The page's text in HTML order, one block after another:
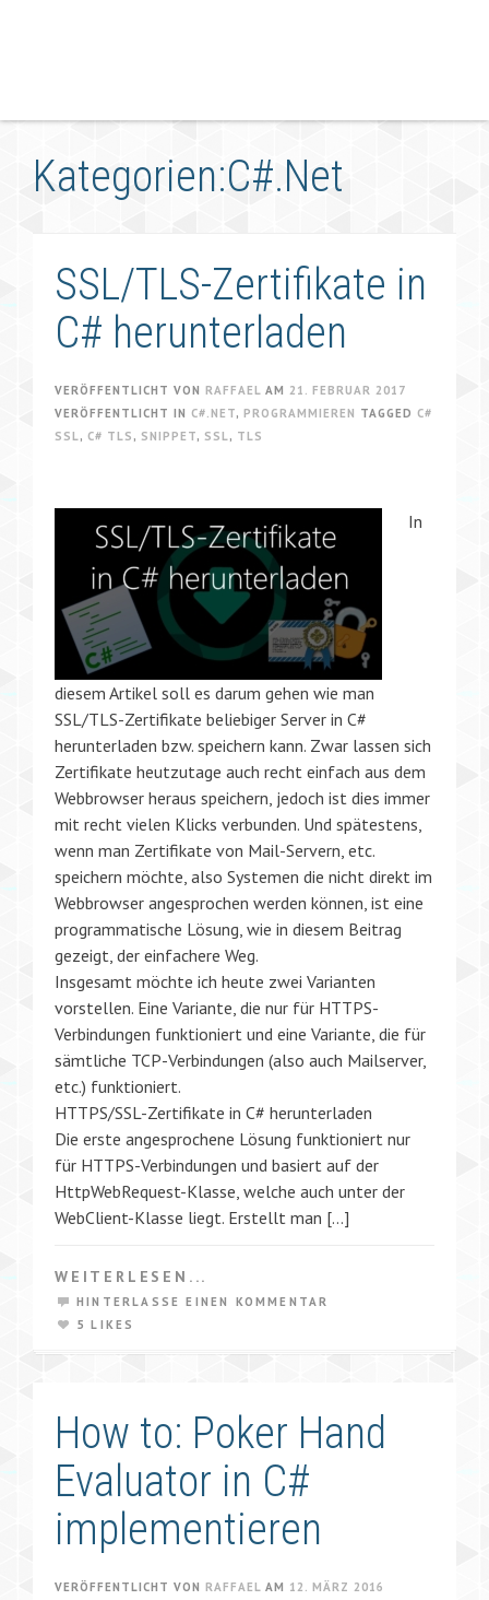
Kategorien:C#.Net
SSL/TLS-Zertifikate in
C# herunterladen
VERÖFFENTLICHT VON RAFFAEL AM 21. FEBRUAR 2017
VERÖFFENTLICHT IN C#.NET, PROGRAMMIEREN TAGGED C#
SSL, C# TLS , SNIPPET, SSL, TLS
In
diesem Artikel soll es darum gehen wie man
SSL/TLS-Zertifikate beliebiger Server in C#
herunterladen bzw. speichern kann. Zwar lassen sich
Zertifikate heutzutage auch recht einfach aus dem
Webbrowser heraus speichern, jedoch ist dies immer
mit recht vielen Klicks verbunden. Und spätestens,
wenn man Zertifikate von Mail-Servern, etc.
speichern möchte, also Systemen die nicht direkt im
Webbrowser angesprochen werden können, ist eine
programmatische Lösung, wie in diesem Beitrag
gezeigt, der einfachere Weg.
Insgesamt möchte ich heute zwei Varianten
vorstellen. Eine Variante, die nur für HTTPS-
Verbindungen funktioniert und eine Variante, die für
sämtliche TCP-Verbindungen (also auch Mailserver,
etc.) funktioniert.
HTTPS/SSL-Zertifikate in C# herunterladen
Die erste angesprochene Lösung funktioniert nur
für HTTPS-Verbindungen und basiert auf der
HttpWebRequest-Klasse, welche auch unter der
WebClient-Klasse liegt. Erstellt man […]
WEITERLESEN...
HINTERLASSE EINEN KOMMENTAR
5 LIKES
How to: Poker Hand
Evaluator in C#
implementieren
VERÖFFENTLICHT VON RAFFAEL AM 12. MÄRZ 2016